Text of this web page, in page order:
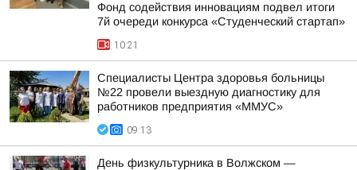
Фонд содействия инновациям подвел итоги
7й очереди конкурса «Студенческий стартап»
10:21
Специалисты Центра здоровья больницы
№22 провели выездную диагностику для
работников предприятия «ММУС»
09:13
День физкультурника в Волжском —